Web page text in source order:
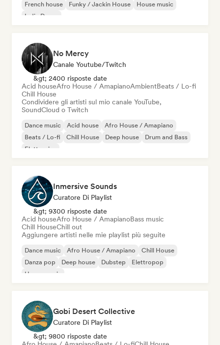
French house
Funky / Jackin House
House music
Indie Dance
No Mercy
Canale Youtube/Twitch
&gt; 2400 risposte date
Acid houseAfro House / AmapianoAmbientBeats / Lo-fi
Chill House
Condividere gli artisti sul mio canale YouTube,
SoundCloud o Twitch
Dance music Acid house
Afro House / Amapiano
Beats / Lo-fi
Chill House Deep house
Drum and Bass
Elettronica
Inmersive Sounds
Curatore Di Playlist
&gt; 9300 risposte date
Acid houseAfro House / AmapianoBass music
Chill HouseChill out
Aggiungere artisti nelle mie playlist più seguite
Dance music Afro House / Amapiano
Chill House
Danza pop
Deep house Dubstep
Elettropop
House music
Gobi Desert Collective
Curatore Di Playlist
&gt; 9800 risposte date